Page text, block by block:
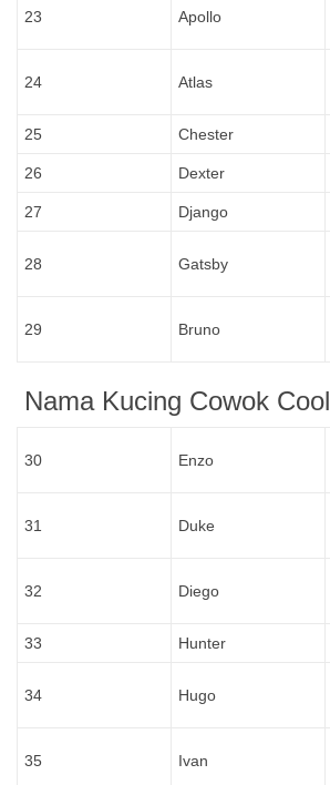
23 Apollo
24 Atlas
25 Chester
26 Dexter
27 Django
28 Gatsby
29 Bruno
Nama Kucing Cowok Cool
30 Enzo
31 Duke
32 Diego
33 Hunter
34 Hugo
35 Ivan